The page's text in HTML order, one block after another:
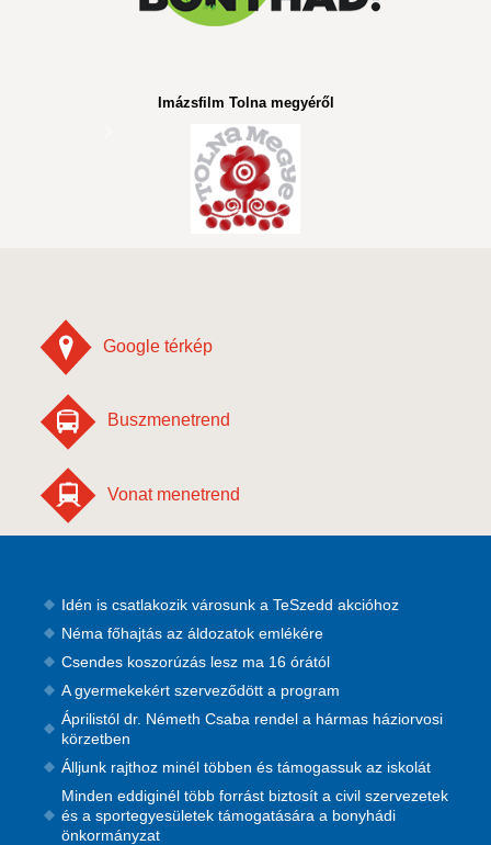
Imázsfilm Tolna megyéről
Google térkép
Buszmenetrend
Vonat menetrend
Idén is csatlakozik városunk a TeSzedd akcióhoz
Néma főhajtás az áldozatok emlékére
Csendes koszorúzás lesz ma 16 órától
A gyermekekért szerveződött a program
Áprilistól dr. Németh Csaba rendel a hármas háziorvosi
körzetben
Álljunk rajthoz minél többen és támogassuk az iskolát
Minden eddiginél több forrást biztosít a civil szervezetek
és a sportegyesületek támogatására a bonyhádi
önkormányzat